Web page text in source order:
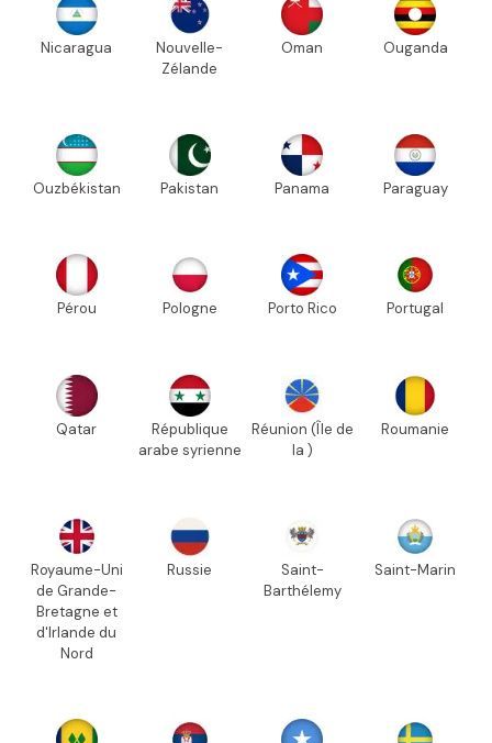
Nicaragua
Nouvelle-
Zélande
Oman Ouganda
Ouzbékistan Pakistan Panama Paraguay
Pérou Pologne Porto Rico Portugal
Qatar
République
arabe syrienne
Réunion (Île de
la )
Roumanie
Royaume-Uni
de Grande-
Bretagne et
d'Irlande du
Nord
Russie
Saint-
Barthélemy
Saint-Marin